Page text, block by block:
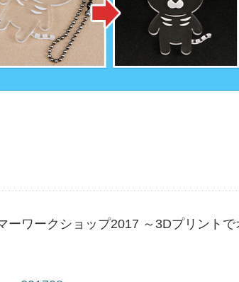
ーワークショップ2017 ～3Dプリントで